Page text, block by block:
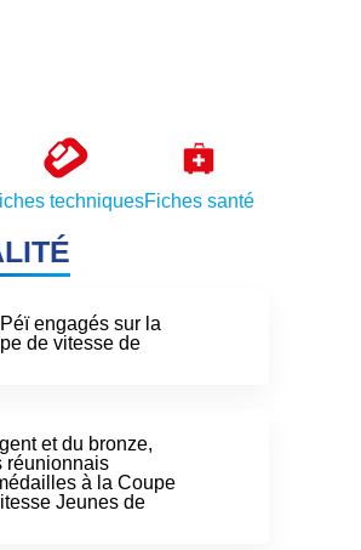
techniquesFiches santé
engagés sur la
de vitesse de
et du bronze,
réunionnais
à la Coupe
Jeunes de